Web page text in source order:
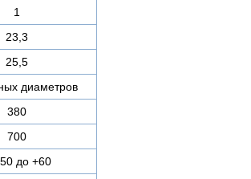
1
23,3
25,5
диаметров
380
700
до +60